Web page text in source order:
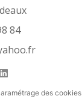
84
des cookies